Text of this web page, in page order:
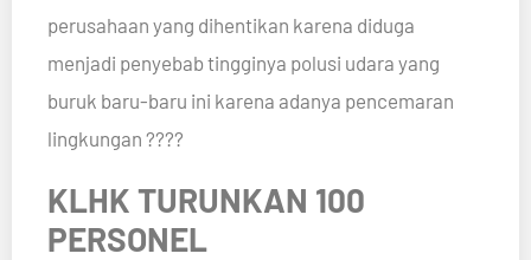
perusahaan yang dihentikan karena diduga
menjadi penyebab tingginya polusi udara yang
buruk baru-baru ini karena adanya pencemaran
lingkungan ????
KLHK TURUNKAN 100
PERSONEL